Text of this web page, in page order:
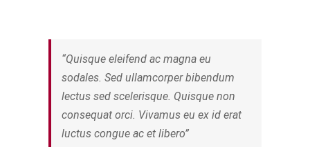
“Quisque eleifend ac magna eu
sodales. Sed ullamcorper bibendum
lectus sed scelerisque. Quisque non
consequat orci. Vivamus eu ex id erat
luctus congue ac et libero”